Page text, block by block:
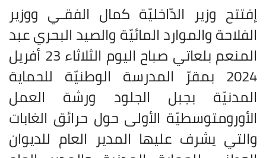
إفتتح وزير الدّاخليّة كمال الفقـي ووزير
الفلاحة والموارد المائيّة والصيد البحري عبد
المنعم بلعاتي صباح اليوم الثلاثاء 23 أفريل
2024 بمقرّ المدرسة الوطنيّة للحماية
المدنيّة بجبل الجلود ورشة العمل
الأورومتوسطيّة الأولى حول حرائق الغابات
والتي يشرف عليها المدير العام للديوان